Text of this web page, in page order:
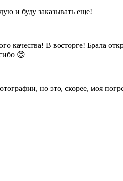
и буду заказывать еще!
В восторге! Брала
😊
но это, скорее, моя